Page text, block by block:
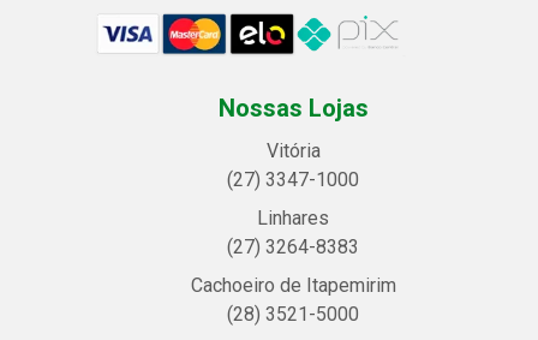
Nossas Lojas
Vitória
(27) 3347-1000
Linhares
(27) 3264-8383
Cachoeiro de Itapemirim
(28) 3521-5000